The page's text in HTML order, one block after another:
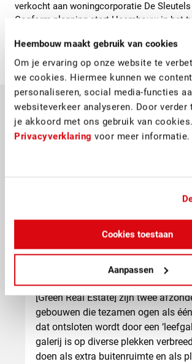
Heembouw maakt gebruik van cookies
Om je ervaring op onze website te
we cookies. Hiermee kunnen we content
personaliseren, social media-functies
websiteverkeer analyseren. Door verder
je akkoord met ons gebruik van
Privacyverklaring voor meer informatie.
Cookies toestaan
Aanpassen
verkocht aan woningcorporatie De
Conform planning start Heembouw in het
Kappa & Omega
Kappa [De Sleutels en Stichting
[Green Real Estate] zijn twee
gebouwen die tezamen ogen als
dat ontsloten wordt door een
galerij is op diverse plekken
doen als extra buitenruimte en als